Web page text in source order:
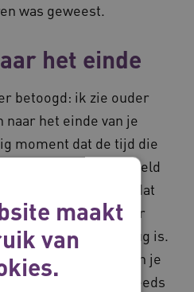
was geweest.
het einde
betoogd: ik zie ouder
het einde van je
moment dat de tijd die
is, als je bijvoorbeeld
bent. Of je beseft dat
onomkeerbaar naar
er geen weg terug is.
sluipt de eindigheid in je
weten, maar steeds
maakt
van